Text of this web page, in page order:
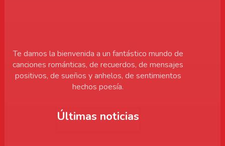
Te damos la bienvenida a un fantástico mundo de
canciones románticas, de recuerdos, de mensajes
positivos, de sueños y anhelos, de sentimientos
hechos poesía.
Últimas noticias